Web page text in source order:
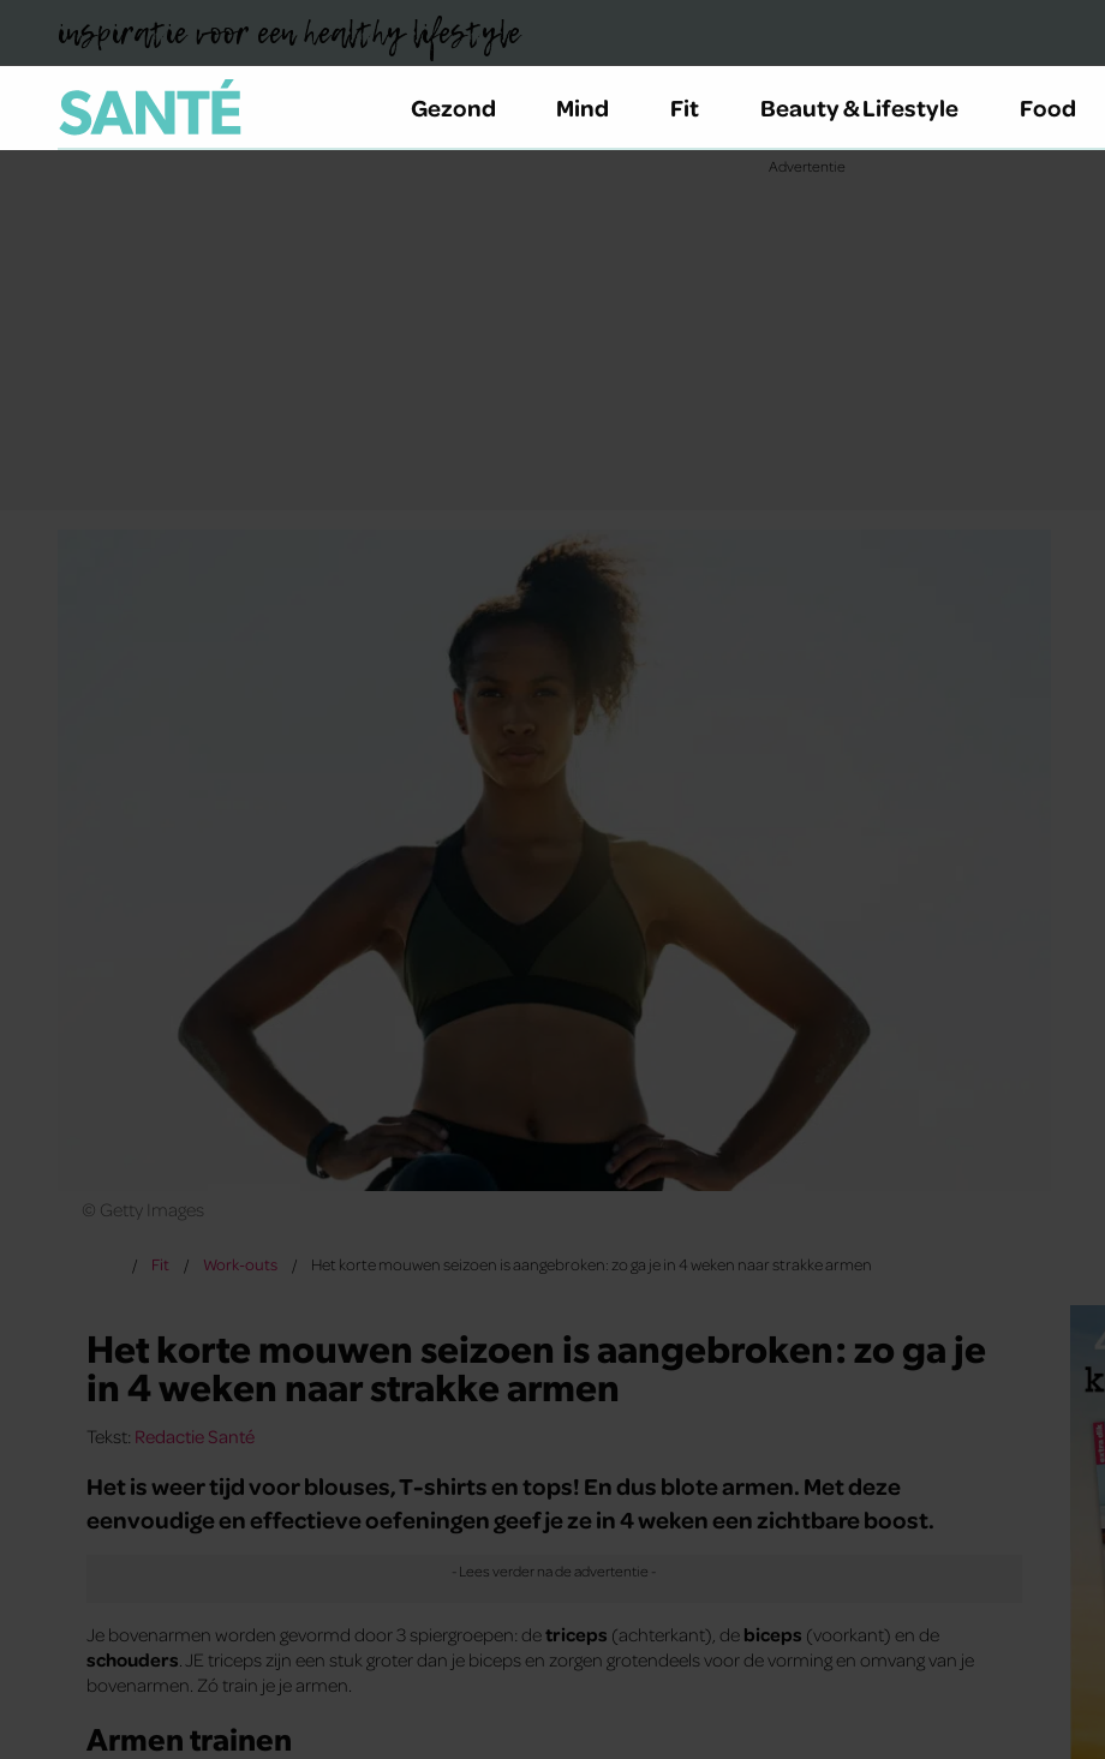
inspiratie voor een healthy lifestyle
Gezond Mind Fit Beauty & Lifestyle Food
© Getty Images
Fit Work-outs Het korte mouwen seizoen is aangebroken: zo ga je in 4 weken naar strakke armen
Het korte mouwen seizoen is aangebroken: zo ga je
in 4 weken naar strakke armen
Tekst: Redactie Santé
Het is weer tijd voor blouses, T-shirts en tops! En dus blote armen. Met deze
eenvoudige en effectieve oefeningen geef je ze in 4 weken een zichtbare boost.
Je bovenarmen worden gevormd door 3 spiergroepen: detriceps (achterkant), de biceps (voorkant) en de
schouders. JE triceps zijn een stuk groter dan je biceps en zorgen grotendeels voor de vorming en omvang van je
bovenarmen. Zó train je je armen.
Armen trainen